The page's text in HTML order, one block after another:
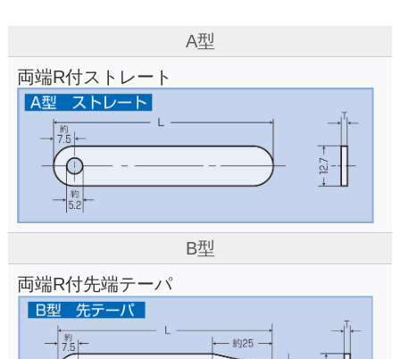
A型
両端R付ストレート
B型
両端R付先端テーパ